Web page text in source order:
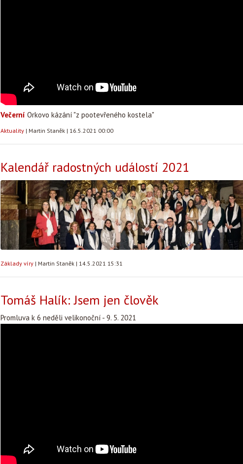
Večerní Orkovo kázání "z pootevřeného kostela"
Aktuality | Martin Staněk | 16.5.2021 00:00
Kalendář radostných událostí 2021
Základy víry | Martin Staněk | 14.5.2021 15:31
Tomáš Halík: Jsem jen člověk
Promluva k 6 neděli velikonoční - 9. 5. 2021